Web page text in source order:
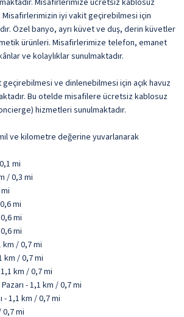
Misafirlerimizin iyi vakit geçirebilmesi için
Özel banyo, ayrı küvet ve duş, derin küvetler
ürünleri. Misafirlerimize telefon, emanet
ve kolaylıklar sunulmaktadır.
ve dinlenebilmesi için açık havuz
Bu otelde misafilere ücretsiz kablosuz
hizmetleri sunulmaktadır.
ve kilometre değerine yuvarlanarak
mi
/ 0,3 mi
mi
mi
mi
/ 0,7 mi
km / 0,7 mi
km / 0,7 mi
- 1,1 km / 0,7 mi
- 1,1 km / 0,7 mi
0,7 mi